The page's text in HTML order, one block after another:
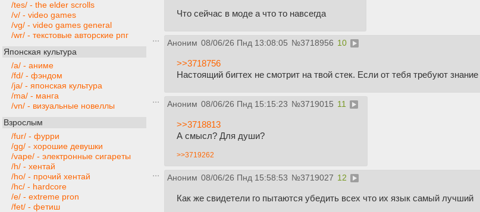
/tes/ - the elder scrolls
/v/ - video games
/vg/ - video games general
/wr/ - текстовые авторские рпг
Японская культура
/a/ - аниме
/fd/ - фэндом
/ja/ - японская культура
/ma/ - манга
/vn/ - визуальные новеллы
Взрослым
/fur/ - фурри
/gg/ - хорошие девушки
/vape/ - электронные сигареты
/h/ - хентай
/ho/ - прочий хентай
/hc/ - hardcore
/e/ - extreme pron
/fet/ - фетиш
Что сейчас в моде а что то навсегда
Аноним 08/06/26 Пнд 13:08:05 №3718956 10
>>3718756
Настоящий бигтех не смотрит на твой стек. Если от тебя требуют
Аноним 08/06/26 Пнд 15:15:23 №3719015 11
>>3718813
А смысл? Для души?
>>3719262
Аноним 08/06/26 Пнд 15:58:53 №3719027 12
Как же свидетели го пытаются убедить всех что их язык самый лучший